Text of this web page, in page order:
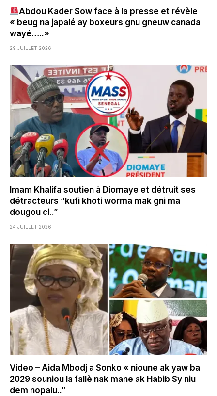
Abdou Kader Sow face à la presse et révèle
« beug na japalé ay boxeurs gnu gneuw canada
wayé…..»
29 JUILLET 2026
Imam Khalifa soutien à Diomaye et détruit ses
détracteurs “kufi khoti worma mak gni ma
dougou ci..”
24 JUILLET 2026
Video – Aida Mbodj a Sonko « nioune ak yaw ba
2029 souniou la fallè nak mane ak Habib Sy niu
dem nopalu..”